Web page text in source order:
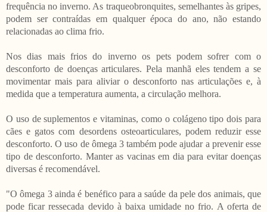
frequência no inverno. As traqueobronquites, semelhantes às gripes,
podem ser contraídas em qualquer época do ano, não estando
relacionadas ao clima frio.
Nos dias mais frios do inverno os pets podem sofrer com o
desconforto de doenças articulares. Pela manhã eles tendem a se
movimentar mais para aliviar o desconforto nas articulações e, à
medida que a temperatura aumenta, a circulação melhora.
O uso de suplementos e vitaminas, como o colágeno tipo dois para
cães e gatos com desordens osteoarticulares, podem reduzir esse
desconforto. O uso de ômega 3 também pode ajudar a prevenir esse
tipo de desconforto. Manter as vacinas em dia para evitar doenças
diversas é recomendável.
"O ômega 3 ainda é benéfico para a saúde da pele dos animais, que
pode ficar ressecada devido à baixa umidade no frio. A oferta de